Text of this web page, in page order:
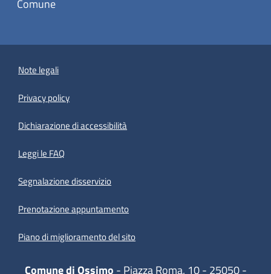
Comune
Note legali
Privacy policy
Dichiarazione di accessibilità
Leggi le FAQ
Segnalazione disservizio
Prenotazione appuntamento
Piano di miglioramento del sito
Comune di Ossimo - Piazza Roma, 10 - 25050 -